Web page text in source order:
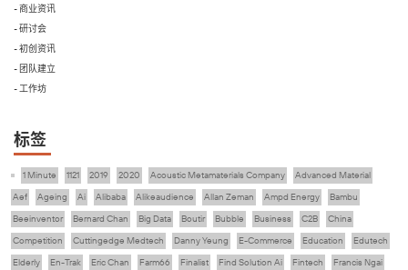
- 商业资讯
- 研讨会
- 初创资讯
- 团队建立
- 工作坊
标签
1 Minute 1121 2019 2020 Acoustic Metamaterials Company
Advanced Material
Aef
Ageing Ai Alibaba Alikeaudience Allan Zeman Ampd Energy
Bambu
Beeinventor
Bernard Chan Big Data Boutir Bubble Business C2B
China
Competition
Cuttingedge Medtech Danny Yeung E-Commerce Education
Edutech
Elderly
En-Trak Eric Chan Farm66 Finalist Find Solution Ai Fintech
Francis Ngai